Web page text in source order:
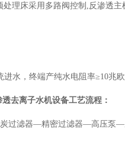
理床采用多路阀控制 反渗透主
进水，终端产纯水电阻率≥10兆
透去离子水机设备工艺流程：
过滤器—精密过滤器—高压泵—